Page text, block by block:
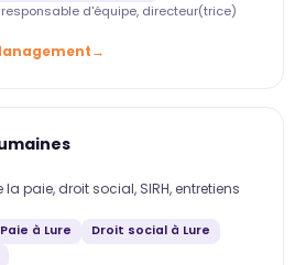
d'équipe, directeur(trice)
paie, droit social, SIRH, entretiens
Paie à Lure
Droit social à Lure